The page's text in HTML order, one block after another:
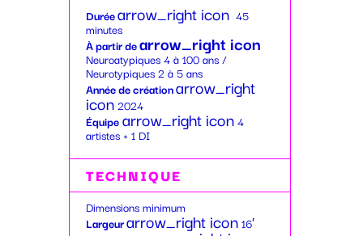
Duréearrow_right icon45
minutes
À partir dearrow_right icon
Neuroatypiques 4 à 100 ans /
Neurotypiques 2 à 5 ans
Année de créationarrow_right
icon2024
Équipearrow_right icon4
artistes + 1 DI
TECHNIQUE
Dimensions minimum
Largeurarrow_right icon16′